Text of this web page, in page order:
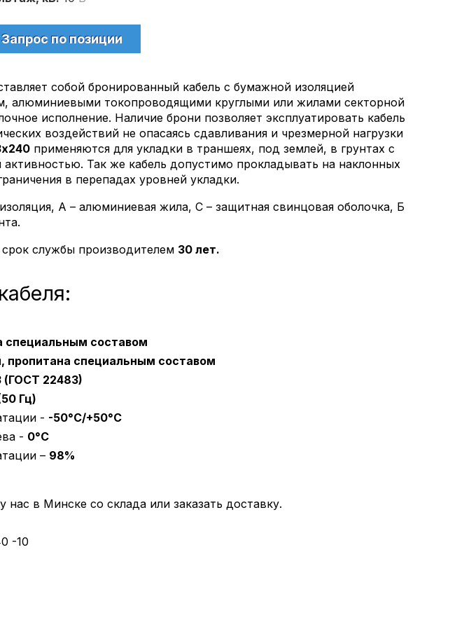
Запрос по позиции
собой бронированный кабель с бумажной изоляцией
алюминиевыми токопроводящими круглыми или жилами секторной
исполнение. Наличие брони позволяет эксплуатировать кабель
воздействий не опасаясь сдавливания и чрезмерной нагрузки
применяются для укладки в траншеях, под землей, в грунтах с
Так же кабель допустимо прокладывать на наклонных
в перепадах уровней укладки.
А – алюминиевая жила, С – защитная свинцовая оболочка, Б
срок службы производителем 30 лет.
специальным составом
пропитана специальным составом
(ГОСТ 22483)
Гц)
- -50°С/+50°С
- 0°С
– 98%
в Минске со склада или заказать доставку.
-10